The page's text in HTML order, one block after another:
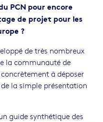
PCN pour encore
de projet pour les
?
de très nombreux
la communauté de
à déposer
la simple présentation
guide synthétique des